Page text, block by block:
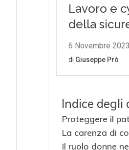
Indice degli
Proteggere il
La carenza di
Il ruolo donne